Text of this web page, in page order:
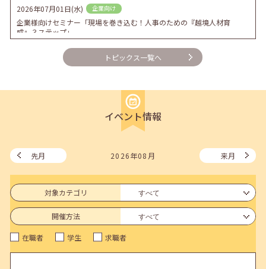
2026年07月01日(水) 企業向け
企業様向けセミナー「現場を巻き込む！人事のための『越境人材育
成』３ステップ」
2026年06月26日(金) jobcafeからのお知らせ
7月のセミナー情報を公開いたしました。
2026年06月03日(水) jobcafeからのお知らせ
メールカウンセリング、就職決定報告フォーム復旧いたしました。
jobcafeからのお知らせ
についてのお知らせ
2026年04月25日(土) jobcafeからのお知らせ
5月のセミナー情報を公開いたしました。
2026年04月02日(木) jobcafeからのお知らせ
トピックス一覧へ
イベント情報
先月 2026年08月 来月
対象カテゴリ
開催方法
在職者 学生 求職者